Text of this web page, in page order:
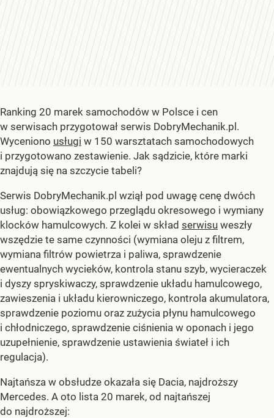
Ranking 20 marek samochodów w Polsce i cen
w serwisach przygotował serwis DobryMechanik.pl.
Wyceniono usługi w 150 warsztatach samochodowych
i przygotowano zestawienie. Jak sądzicie, które marki
znajdują się na szczycie tabeli?
Serwis DobryMechanik.pl wziął pod uwagę cenę dwóch
usług: obowiązkowego przeglądu okresowego i wymiany
klocków hamulcowych. Z kolei w skład serwisu weszły
wszędzie te same czynności (wymiana oleju z filtrem,
wymiana filtrów powietrza i paliwa, sprawdzenie
ewentualnych wycieków, kontrola stanu szyb, wycieraczek
i dyszy spryskiwaczy, sprawdzenie układu hamulcowego,
zawieszenia i układu kierowniczego, kontrola akumulatora,
sprawdzenie poziomu oraz zużycia płynu hamulcowego
i chłodniczego, sprawdzenie ciśnienia w oponach i jego
uzupełnienie, sprawdzenie ustawienia świateł i ich
regulacja).
Najtańsza w obsłudze okazała się Dacia, najdroższy
Mercedes. A oto lista 20 marek, od najtańszej
do najdroższej: